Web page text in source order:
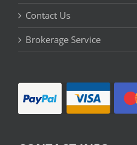
Contact Us
Brokerage Service